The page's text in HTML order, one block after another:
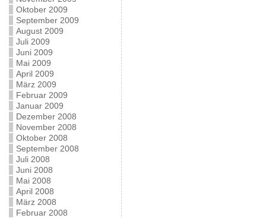
Oktober 2009
September 2009
August 2009
Juli 2009
Juni 2009
Mai 2009
April 2009
März 2009
Februar 2009
Januar 2009
Dezember 2008
November 2008
Oktober 2008
September 2008
Juli 2008
Juni 2008
Mai 2008
April 2008
März 2008
Februar 2008